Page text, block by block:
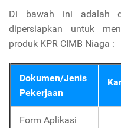
Di bawah ini adalah
dipersiapkan untuk
produk KPR CIMB Niaga :
Dokumen/Jenis
Pekerjaan
Form Aplikasi